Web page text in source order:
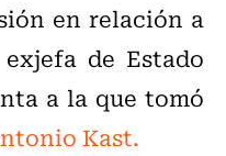
en relación a
de Estado
a la que tomó
Kast.